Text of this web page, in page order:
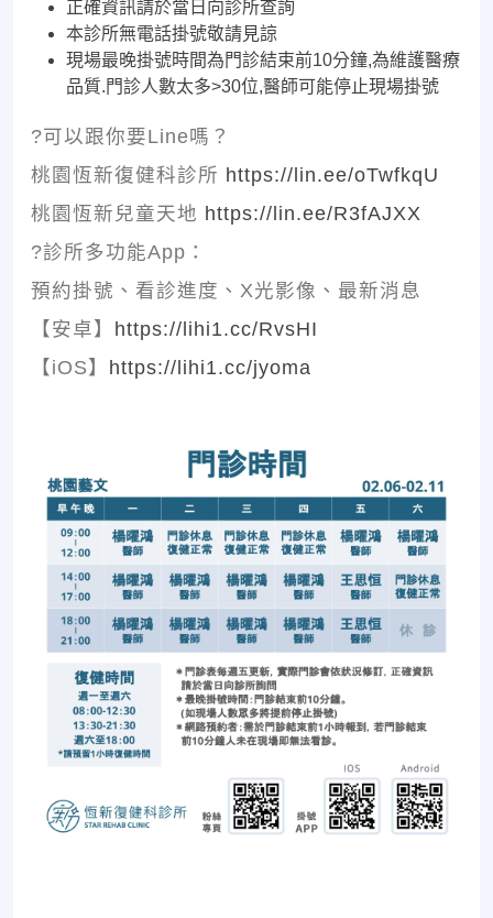
正確資訊請於當日向診所查詢
本診所無電話掛號敬請見諒
現場最晚掛號時間為門診結束前10分鐘,為維護醫療
品質.門診人數太多>30位,醫師可能停止現場掛號
?可以跟你要Line嗎？
桃園恆新復健科診所 https://lin.ee/oTwfkqU
桃園恆新兒童天地 https://lin.ee/R3fAJXX
?診所多功能App：
預約掛號、看診進度、X光影像、最新消息
【安卓】 https://lihi1.cc/RvsHI
【iOS】 https://lihi1.cc/jyoma